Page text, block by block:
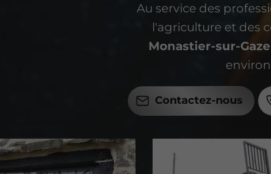
Au service des
l'agriculture et des
Monastier-sur-
Contactez-nous